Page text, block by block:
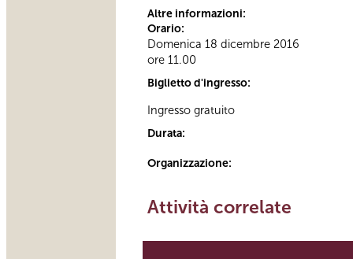
Altre informazioni:
Orario:
Domenica 18 dicembre 2016
ore 11.00
Biglietto d'ingresso:
Ingresso gratuito
Durata:
Organizzazione:
Attività correlate